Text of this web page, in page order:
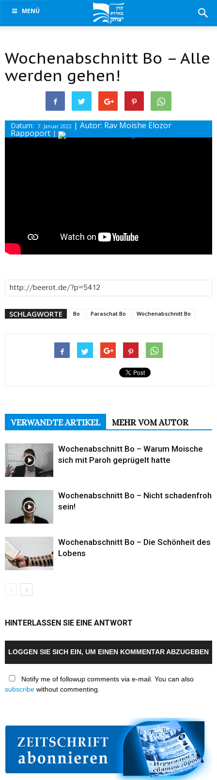
MENÜ
Wochenabschnitt Bo – Alle
werden gehen!
Datum: 7. Januar 2022 | Autor: Rav Moishe Elozor
Rappoport |
SCHLAGWORTE Bo Paraschat Bo Wochenabschnitt Bo
VERWANDTE ARTIKEL MEHR VOM AUTOR
Wochenabschnitt Bo – Warum Moische
sich mit Paroh geprügelt hatte
Wochenabschnitt Bo – Nicht schadenfroh
sein!
Wochenabschnitt Bo – Die Schönheit des
Lobens
HINTERLASSEN SIE EINE ANTWORT
LOGGEN SIE SICH EIN, UM EINEN KOMMENTAR ABZUGEBEN
Notify me of followup comments via e-mail. You can also
subscribe without commenting.